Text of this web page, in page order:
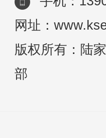
网址：
版权所有：陆
部